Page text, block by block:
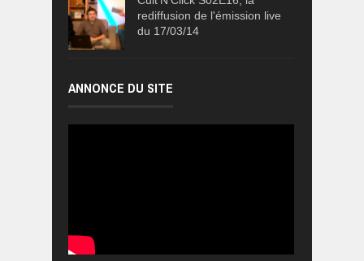
rediffusion de l'émission live
du 17/03/14
ANNONCE DU SITE